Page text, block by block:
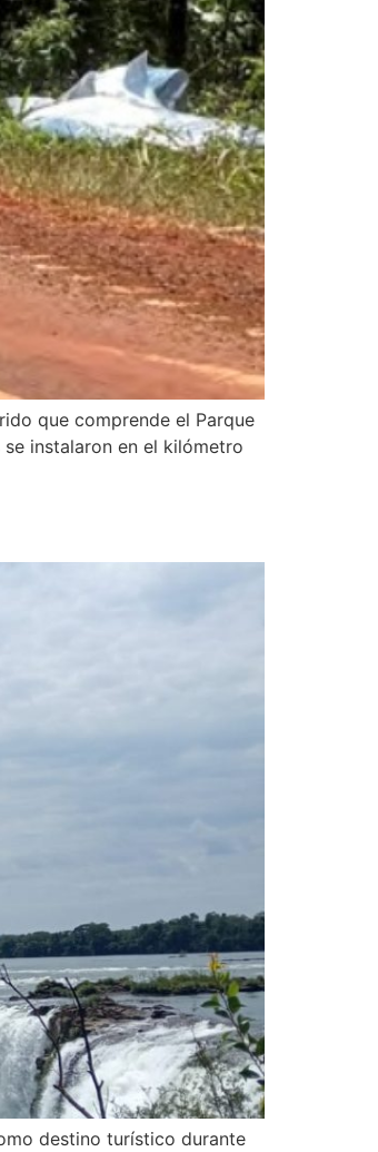
que comprende el Parque
instalaron en el kilómetro
destino turístico durante